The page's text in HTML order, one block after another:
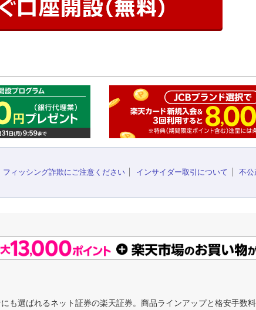
フィッシング詐欺にご注意ください インサイダー取引について
不公
も選ばれるネット証券の楽天証券。商品ラインアップと格安手数